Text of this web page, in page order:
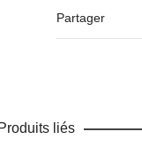
Partager
Produits liés